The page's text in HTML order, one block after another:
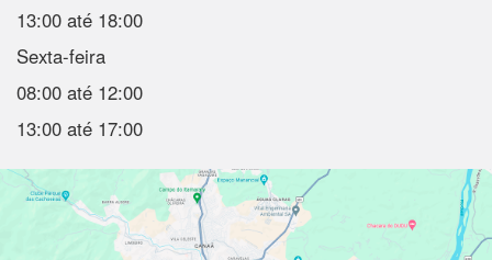
13:00 até 18:00
Sexta-feira
08:00 até 12:00
13:00 até 17:00